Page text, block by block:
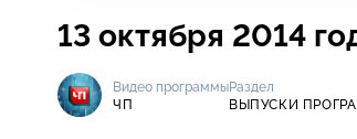
13 октября 2014
Видео программы
ЧП
Раздел
ВЫПУСКИ